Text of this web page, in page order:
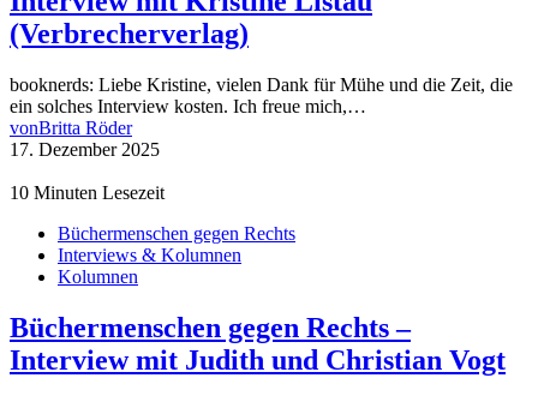
(Verbrecherverlag)
booknerds: Liebe Kristine, vielen Dank für Mühe und die Zeit, die
ein solches Interview kosten. Ich freue mich,…
vonBritta Röder
17. Dezember 2025
10 Minuten Lesezeit
Büchermenschen gegen Rechts
Interviews & Kolumnen
Kolumnen
Büchermenschen gegen Rechts –
Interview mit Judith und Christian Vogt